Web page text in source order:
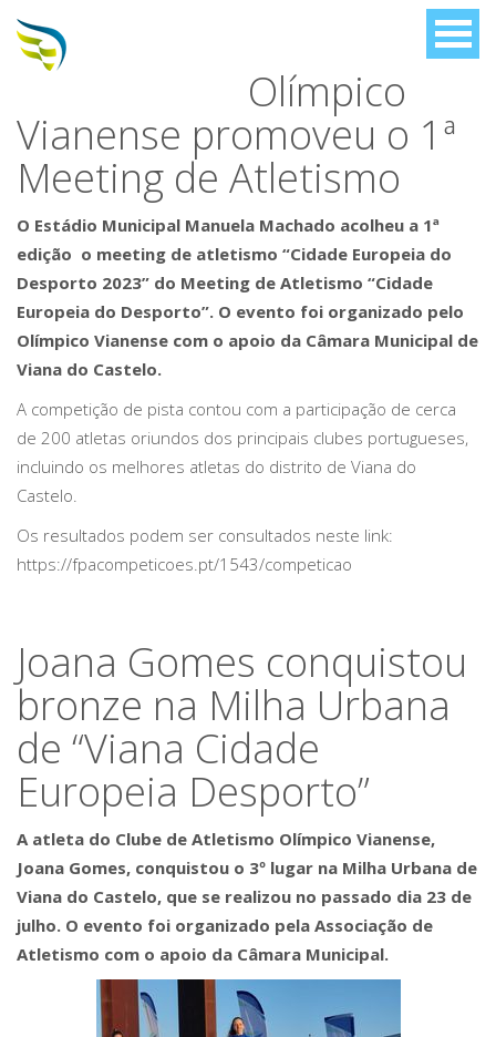
Olímpico
Vianense promoveu o 1ª
Meeting de Atletismo
O Estádio Municipal Manuela Machado acolheu a 1ª
edição o meeting de atletismo “Cidade Europeia do
Desporto 2023” do Meeting de Atletismo “Cidade
Europeia do Desporto”. O evento foi organizado pelo
Olímpico Vianense com o apoio da Câmara Municipal de
Viana do Castelo.
A competição de pista contou com a participação de cerca
de 200 atletas oriundos dos principais clubes portugueses,
incluindo os melhores atletas do distrito de Viana do
Castelo.
Os resultados podem ser consultados neste link:
https://fpacompeticoes.pt/1543/competicao
Joana Gomes conquistou
bronze na Milha Urbana
de “Viana Cidade
Europeia Desporto”
A atleta do Clube de Atletismo Olímpico Vianense,
Joana Gomes, conquistou o 3º lugar na Milha Urbana de
Viana do Castelo, que se realizou no passado dia 23 de
julho. O evento foi organizado pela Associação de
Atletismo com o apoio da Câmara Municipal.